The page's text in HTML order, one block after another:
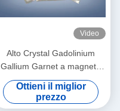
Video
Alto Crystal Gadolinium
Gallium Garnet a magneto
ottico meccanico
Ottieni il miglior
prezzo